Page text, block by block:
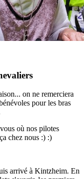
on ne remerciera
pour les bras
où nos pilotes
chez nous :) :)
arrivé à Kintzheim. En